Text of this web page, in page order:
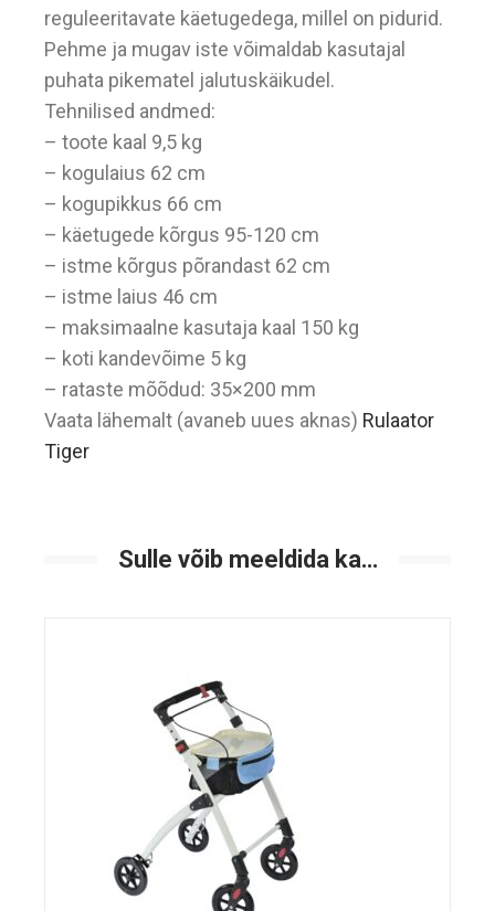
reguleeritavate käetugedega, millel on pidurid.
Pehme ja mugav iste võimaldab kasutajal
puhata pikematel jalutuskäikudel.
Tehnilised andmed:
– toote kaal 9,5 kg
– kogulaius 62 cm
– kogupikkus 66 cm
– käetugede kõrgus 95-120 cm
– istme kõrgus põrandast 62 cm
– istme laius 46 cm
– maksimaalne kasutaja kaal 150 kg
– koti kandevõime 5 kg
– rataste mõõdud: 35×200 mm
Vaata lähemalt (avaneb uues aknas) Rulaator
Tiger
Sulle võib meeldida ka…